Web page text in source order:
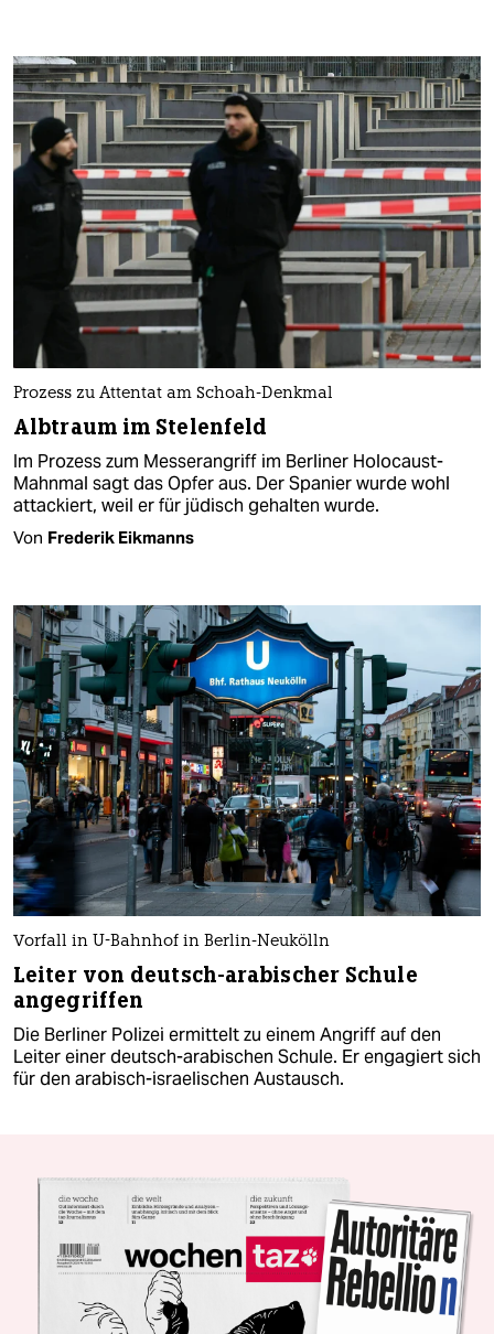
Prozess zu Attentat am Schoah-Denkmal
Albtraum im Stelenfeld
Im Prozess zum Messerangriff im Berliner Holocaust-
Mahnmal sagt das Opfer aus. Der Spanier wurde wohl
attackiert, weil er für jüdisch gehalten wurde.
Von Frederik Eikmanns
Vorfall in U-Bahnhof in Berlin-Neukölln
Leiter von deutsch-arabischer Schule
angegriffen
Die Berliner Polizei ermittelt zu einem Angriff auf den
Leiter einer deutsch-arabischen Schule. Er engagiert sich
für den arabisch-israelischen Austausch.